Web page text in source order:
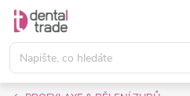
Přejít
obsah